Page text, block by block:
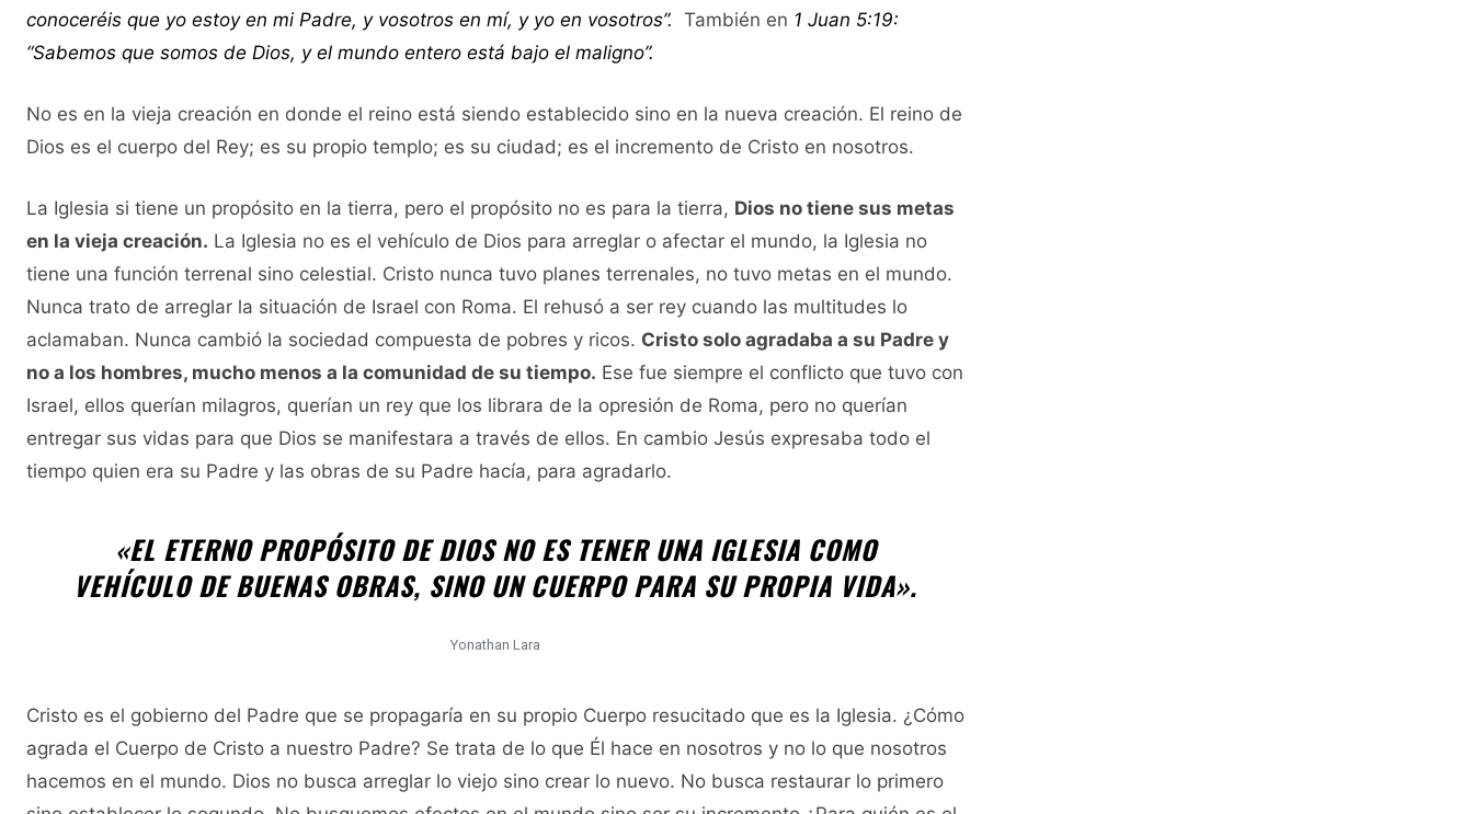
conoceréis que yo estoy en mi Padre, y vosotros en mí, y yo en vosotros”. También en 1 Juan 5:19:
“Sabemos que somos de Dios, y el mundo entero está bajo el maligno”.
No es en la vieja creación en donde el reino está siendo establecido sino en la nueva creación. El reino de
Dios es el cuerpo del Rey; es su propio templo; es su ciudad; es el incremento de Cristo en nosotros.
La Iglesia si tiene un propósito en la tierra, pero el propósito no es para la tierra, Dios no tiene sus metas
en la vieja creación. La Iglesia no es el vehículo de Dios para arreglar o afectar el mundo, la Iglesia no
tiene una función terrenal sino celestial. Cristo nunca tuvo planes terrenales, no tuvo metas en el mundo.
Nunca trato de arreglar la situación de Israel con Roma. El rehusó a ser rey cuando las multitudes lo
aclamaban. Nunca cambió la sociedad compuesta de pobres y ricos. Cristo solo agradaba a su Padre y
no a los hombres, mucho menos a la comunidad de su tiempo. Ese fue siempre el conflicto que tuvo con
Israel, ellos querían milagros, querían un rey que los librara de la opresión de Roma, pero no querían
entregar sus vidas para que Dios se manifestara a través de ellos. En cambio Jesús expresaba todo el
tiempo quien era su Padre y las obras de su Padre hacía, para agradarlo.
«EL ETERNO PROPÓSITO DE DIOS NO ES TENER UNA IGLESIA COMO
VEHÍCULO DE BUENAS OBRAS, SINO UN CUERPO PARA SU PROPIA VIDA».
Yonathan Lara
Cristo es el gobierno del Padre que se propagaría en su propio Cuerpo resucitado que es la Iglesia. ¿Cómo
agrada el Cuerpo de Cristo a nuestro Padre? Se trata de lo que Él hace en nosotros y no lo que nosotros
hacemos en el mundo. Dios no busca arreglar lo viejo sino crear lo nuevo. No busca restaurar lo primero